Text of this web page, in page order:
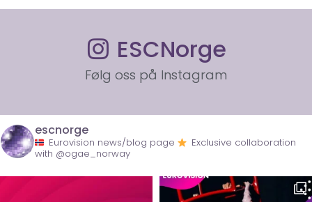
ESCNorge
Følg oss på Instagram
escnorge
Eurovision news/blog page
Exclusive collaboration
with @ogae_norway